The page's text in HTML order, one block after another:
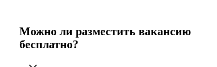
Можно ли разместить вакансию
бесплатно?